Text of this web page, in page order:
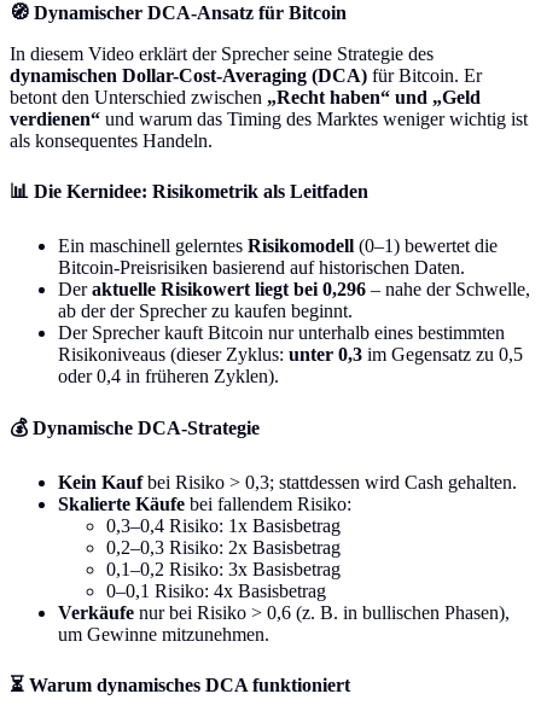
🧭 Dynamischer DCA-Ansatz für Bitcoin
In diesem Video erklärt der Sprecher seine Strategie des
dynamischen Dollar-Cost-Averaging (DCA) für Bitcoin. Er
betont den Unterschied zwischen „Recht haben“ und „Geld
verdienen“ und warum das Timing des Marktes weniger wichtig ist
als konsequentes Handeln.
📊 Die Kernidee: Risikometrik als Leitfaden
Ein maschinell gelerntes Risikomodell (0–1) bewertet die
Bitcoin-Preisrisiken basierend auf historischen Daten.
Deraktuelle Risikowert liegt bei 0,296 – nahe der Schwelle,
ab der der Sprecher zu kaufen beginnt.
Der Sprecher kauft Bitcoin nur unterhalb eines bestimmten
Risikoniveaus (dieser Zyklus: unter 0,3 im Gegensatz zu 0,5
oder 0,4 in früheren Zyklen).
💰 Dynamische DCA-Strategie
Kein Kaufbei Risiko > 0,3; stattdessen wird Cash gehalten.
Skalierte Käufe bei fallendem Risiko:
0,3–0,4 Risiko: 1x Basisbetrag
0,2–0,3 Risiko: 2x Basisbetrag
0,1–0,2 Risiko: 3x Basisbetrag
0–0,1 Risiko: 4x Basisbetrag
Verkäufe nur bei Risiko > 0,6 (z. B. in bullischen Phasen),
um Gewinne mitzunehmen.
⏳ Warum dynamisches DCA funktioniert